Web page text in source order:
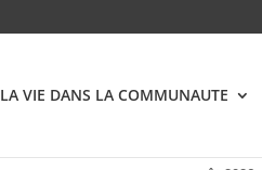
LA VIE DANS LA COMMUNAUTE